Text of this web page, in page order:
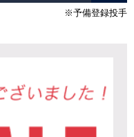
※予備登録投手